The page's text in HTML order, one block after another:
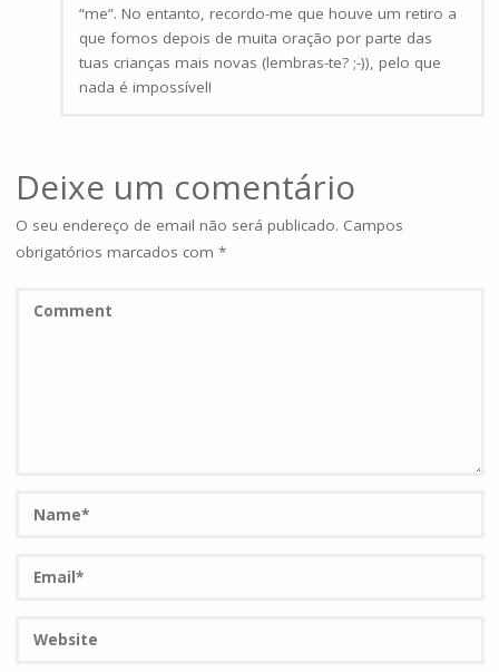
“me”. No entanto, recordo-me que houve um retiro a
que fomos depois de muita oração por parte das
tuas crianças mais novas (lembras-te? ;-)), pelo que
nada é impossível!
Deixe um comentário
O seu endereço de email não será publicado. Campos
obrigatórios marcados com *